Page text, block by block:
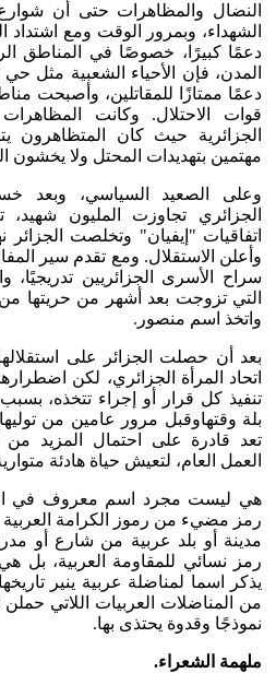
النضال والمظاهرات حتى أن
الشهداء، وبمرور الوقت ومع اشتداد
دعمًا كبيرًا، خصوصًا في المناطق
المدن، فإن الأحياء الشعبية مثل
دعمًا ممتازًا للمقاتلين، وأصبحت
قوات الاحتلال. وكانت
الجزائرية حيث كان المتظاهرون
مهتمين بتهديدات المحتل ولا يخشون
وعلى الصعيد السياسي، وبعد
اتفاقيات "إيفيان" وتخلصت الجزائر
وأعلن الاستقلال. ومع تقدم سير
سراح الأسرى الجزائريين تدريجيًا،
التي تزوجت بعد أشهر من حريتها
واتخذ اسم منصور.
بعد أن حصلت الجزائر على
اتحاد المرأة الجزائري، لكن
تنفيذ كل قرار أو إجراء تتخذه،
بلة وقتهاوقبل مرور عامين من
تعد قادرة على احتمال المزيد من
العمل العام، لتعيش حياة هادئة
هي ليست مجرد اسم معروف في
رمز مضيء من رموز الكرامة العربية
مدينة أو بلد عربية من شارع أو
رمز نسائي للمقاومة العربية، بل
يذكر اسما لمناضلة عربية ينير
من المناضلات العربيات اللاتي حملن
نموذجًا وقدوة يحتذى بها.
ملهمة الشعراء.